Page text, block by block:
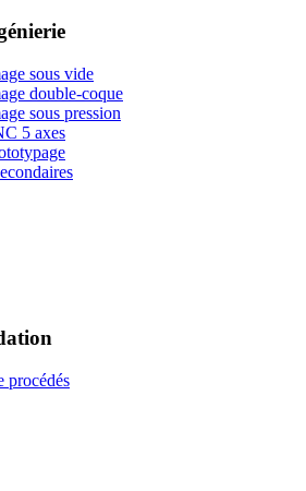
sous vide
double-coque
sous pression
5 axes
procédés